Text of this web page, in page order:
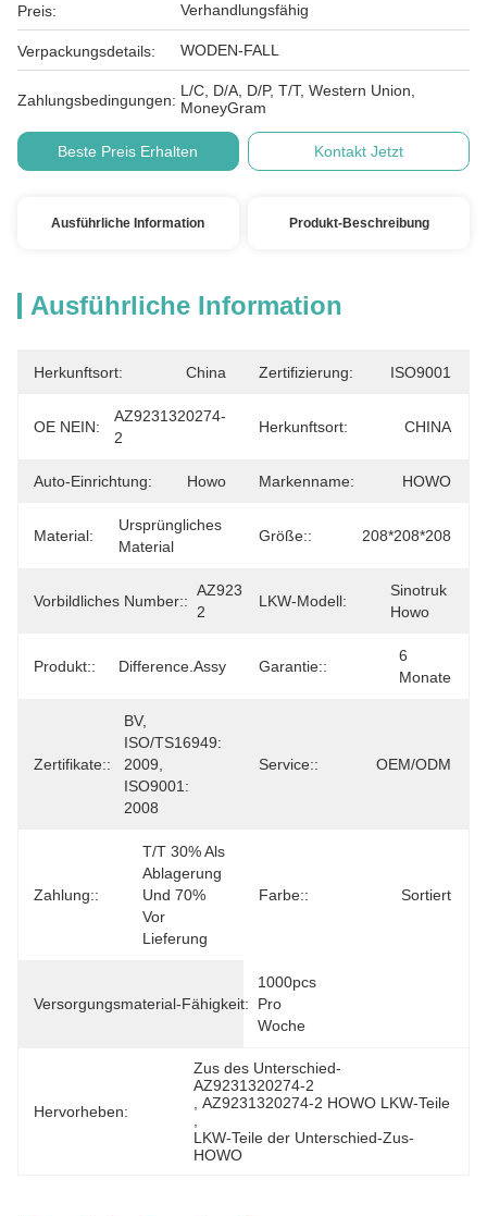
Preis: Verhandlungsfähig
Verpackungsdetails: WODEN-FALL
Zahlungsbedingungen:
L/C, D/A, D/P, T/T, Western Union,
MoneyGram
Beste Preis Erhalten Kontakt Jetzt
Ausführliche Information Produkt-Beschreibung
Ausführliche Information
Herkunftsort: China Zertifizierung: ISO9001
OE NEIN:
AZ9231320274-
2
Herkunftsort: CHINA
Auto-Einrichtung: Howo Markenname: HOWO
Material:
Ursprüngliches
Material
Größe:: 208*208*208
Vorbildliches Number::
AZ9231320274-
2
LKW-Modell:
Sinotruk
Howo
Produkt:: Difference.Assy Garantie::
6
Monate
Zertifikate::
BV,
ISO/TS16949:
2009,
ISO9001:
2008
Service:: OEM/ODM
Zahlung::
T/T 30% Als
Ablagerung
Und 70%
Vor
Lieferung
Farbe:: Sortiert
Versorgungsmaterial-Fähigkeit:
1000pcs
Pro
Woche
Hervorheben:
Zus des Unterschied-
AZ9231320274-2
, AZ9231320274-2 HOWO LKW-Teile
LKW-Teile der Unterschied-Zus-
HOWO